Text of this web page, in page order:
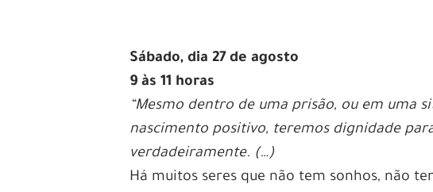
Sábado, dia 27 de agosto
9 às 11 horas
“Mesmo dentro de uma prisão, ou em uma
nascimento positivo, teremos dignidade
verdadeiramente. (…)
Há muitos seres que não tem sonhos, não